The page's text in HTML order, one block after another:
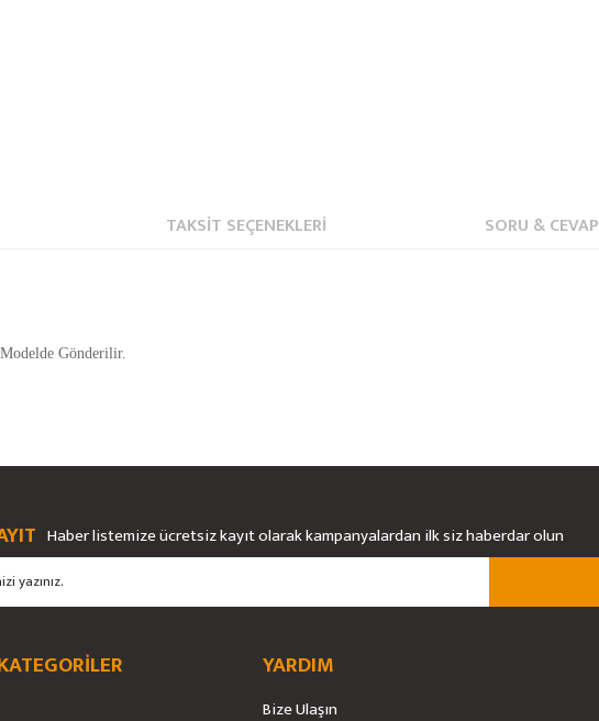
TAKSIT SEÇENEKLERI SORU & CEVAP
Gönderilir.
Bu ürüne ilk yorumu siz yapın!
Yorum Yaz
Soru Sor
Haber listemize ücretsiz kayıt olarak kampanyalardan ilk siz haberdar olun
YARDIM
Bize Ulaşın